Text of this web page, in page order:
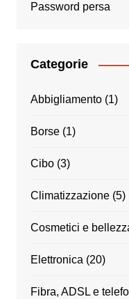
Password persa
Categorie
Abbigliamento(1)
Borse(1)
Cibo(3)
Climatizzazione(5)
Cosmetici e
Elettronica (20)
Fibra, ADSL e